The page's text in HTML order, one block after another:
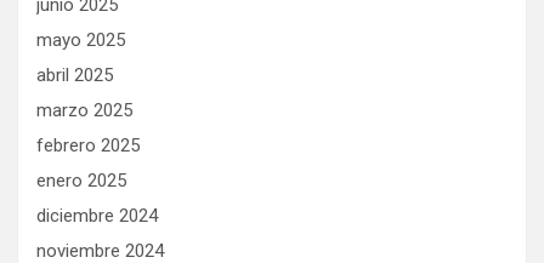
junio 2025
mayo 2025
abril 2025
marzo 2025
febrero 2025
enero 2025
diciembre 2024
noviembre 2024